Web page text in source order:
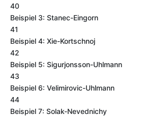
40
Beispiel 3: Stanec-Eingorn
41
Beispiel 4: Xie-Kortschnoj
42
Beispiel 5: Sigurjonsson-Uhlmann
43
Beispiel 6: Velimirovic-Uhlmann
44
Beispiel 7: Solak-Nevednichy